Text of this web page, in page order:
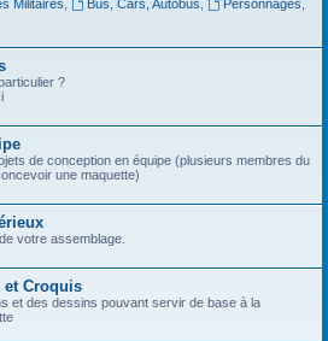
Militaires Bus, Cars, Autobus Personnages
?
de conception en équipe (plusieurs membres du
une maquette)
votre assemblage.
et Croquis
et des dessins pouvant servir de base à la